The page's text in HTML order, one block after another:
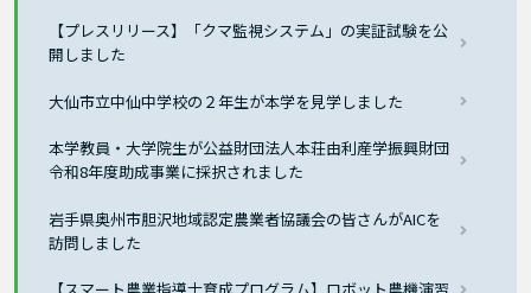
【プレスリリース】「クマ監視システム」の実証試験を公
開しました
大仙市立中仙中学校の２年生が本学を見学しました
本学教員・大学院生が公益財団法人本荘由利産学振興財団
令和8年度助成事業に採択されました
岩手県奥州市胆沢地域認定農業者協議会の皆さんがAICを
訪問しました